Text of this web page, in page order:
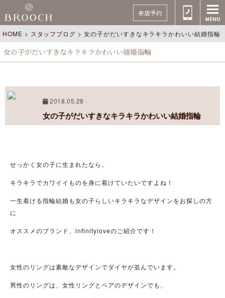
来店予約
HOME > スタッフブログ >女の子がだいすきなキラキラかわいい結婚指輪
女の子がだいすきなキラキラかわいい結婚指輪
2018.05.28
女の子がだいすきなキラキラかわいい結婚指輪
せっかく女の子に生まれたなら、
キラキラでカワイイものを身に着けていたいですよね！
一生着ける指輪結婚も女の子らしいキラキラなデザインをお探しの方
に
オススメのブランド、infinityioveのご紹介です！
女性のリングは素敵なデザインでダイヤが並んでいます。
男性のリングは、女性リングとペアのデザインでも、